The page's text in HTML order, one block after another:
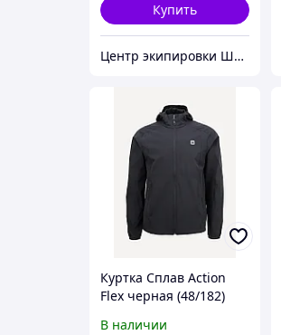
Купить
Центр экипировки Штурм
Куртка Сплав Action
Flex черная (48/182)
В наличии